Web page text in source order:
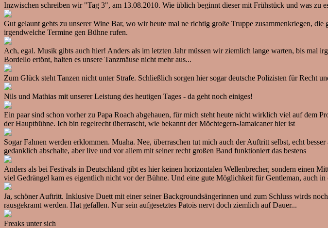
Inzwischen schreiben wir "Tag 3", am 13.08.2010. Wie üblich beginnt dieser mit Frühstück und was zu
Gut gelaunt gehts zu unserer Wine Bar, wo wir heute mal ne richtig große Truppe zusammenkriegen,
irgendwelche Termine gen Bühne rufen.
Ach, egal. Musik gibts auch hier! Anders als im letzten Jahr müssen wir ziemlich lange warten, bis mal
Bordello ertönt, halten es unsere Tanzmäuse nicht mehr aus...
Zum Glück steht Tanzen nicht unter Strafe. Schließlich sorgen hier sogar deutsche Polizisten für Recht
Nils und Mathias mit unserer Leistung des heutigen Tages - da geht noch einiges!
Ein paar sind schon vorher zu Papa Roach abgehauen, für mich steht heute nicht wirklich viel auf
der Hauptbühne. Ich bin regelrecht überrascht, wie bekannt der Möchtegern-Jamaicaner hier ist
Sogar Fahnen werden erklommen. Muaha. Nee, überraschen tut mich auch der Auftritt selbst, echt
gedanklich abschalte, aber live und vor allem mit seiner recht großen Band funktioniert das bestens
Anders als bei Festivals in Deutschland gibt es hier keinen horizontalen Wellenbrecher, sondern einen
viel Gedrängel kam es eigentlich nicht vor der Bühne. Und eine gute Möglichkeit für Gentleman, auch
Ja, schöner Auftritt. Inklusive Duett mit einer seiner Backgroundsängerinnen und zum Schluss wirds
rausgekramt werden. Hat gefallen. Nur sein aufgesetztes Patois nervt doch ziemlich auf Dauer...
Freaks unter sich